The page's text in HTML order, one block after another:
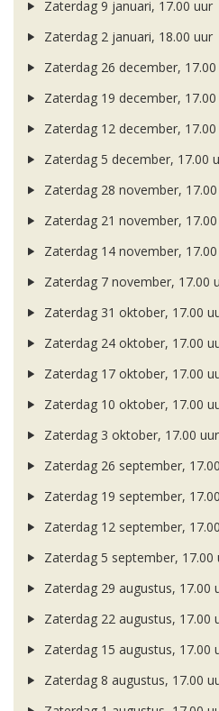
Zaterdag 9 januari, 17.00 uur
Zaterdag 2 januari, 18.00 uur
Zaterdag 26 december,
Zaterdag 19 december,
Zaterdag 12 december,
Zaterdag 5 december, 17.00
Zaterdag 28 november,
Zaterdag 21 november,
Zaterdag 14 november,
Zaterdag 7 november, 17.00
Zaterdag 31 oktober, 17.00
Zaterdag 24 oktober, 17.00
Zaterdag 17 oktober, 17.00
Zaterdag 10 oktober, 17.00
Zaterdag 3 oktober, 17.00 uur
Zaterdag 26 september,
Zaterdag 19 september,
Zaterdag 12 september,
Zaterdag 5 september, 17.00
Zaterdag 29 augustus, 17.00
Zaterdag 22 augustus, 17.00
Zaterdag 15 augustus, 17.00
Zaterdag 8 augustus, 17.00